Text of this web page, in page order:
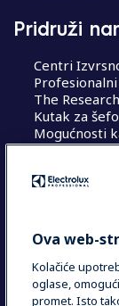
Pridruži
Centri
The
Kutak za
Mogućnosti
Ova web-
Kolačiće
oglase,
promet. Isto